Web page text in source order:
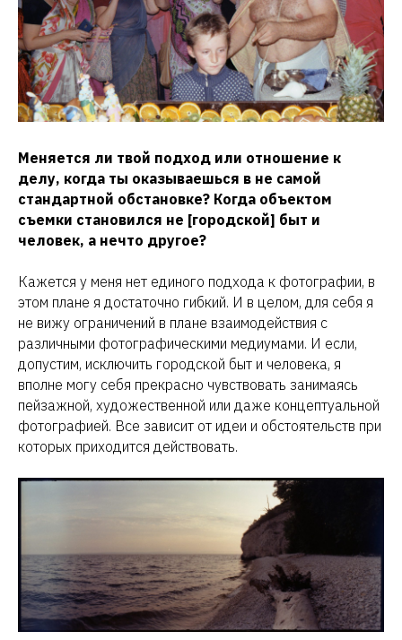
Меняется ли твой подход или отношение к
делу, когда ты оказываешься в не самой
стандартной обстановке? Когда объектом
съемки становился не [городской] быт и
человек, а нечто другое?
Кажется у меня нет единого подхода к фотографии, в
этом плане я достаточно гибкий. И в целом, для себя я
не вижу ограничений в плане взаимодействия с
различными фотографическими медиумами. И если,
допустим, исключить городской быт и человека, я
вполне могу себя прекрасно чувствовать занимаясь
пейзажной, художественной или даже концептуальной
фотографией. Все зависит от идеи и обстоятельств при
которых приходится действовать.